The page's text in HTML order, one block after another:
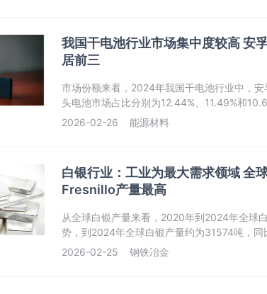
我国干电池行业市场集中度较高 安
居前三
市场份额来看，2024年我国干电池行业中，
头电池市场占比分别为12.44%、11.49%和
2026-02-26
能源材料
白银行业：工业为最大需求领域 全
Fresnillo产量最高
从全球白银产量来看，2020年到2024年全球
势，到2024年全球白银产量约为31574吨，同
2026-02-25
钢铁冶金